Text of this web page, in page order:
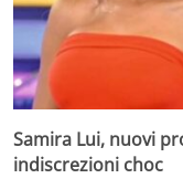
Samira Lui, nuovi
indiscrezioni choc